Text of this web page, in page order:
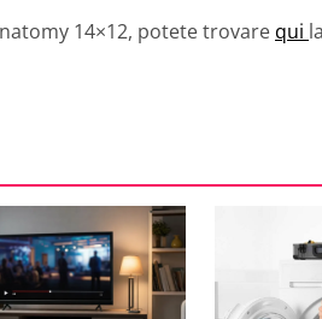
14×12, potete trovare qui